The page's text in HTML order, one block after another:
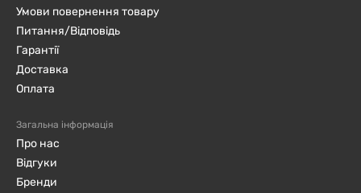
Умови повернення товару
Питання/Відповідь
Гарантії
Доставка
Оплата
Загальна інформація
Про нас
Відгуки
Бренди